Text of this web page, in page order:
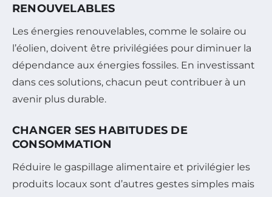
RENOUVELABLES
Les énergies renouvelables, comme le solaire ou
l’éolien, doivent être privilégiées pour diminuer la
dépendance aux énergies fossiles. En investissant
dans ces solutions, chacun peut contribuer à un
avenir plus durable.
CHANGER SES HABITUDES DE
CONSOMMATION
Réduire le gaspillage alimentaire et privilégier les
produits locaux sont d’autres gestes simples mais